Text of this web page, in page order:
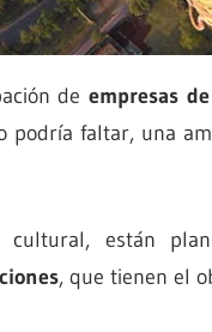
de empresas
podría faltar, una
cultural, están
, que tienen el